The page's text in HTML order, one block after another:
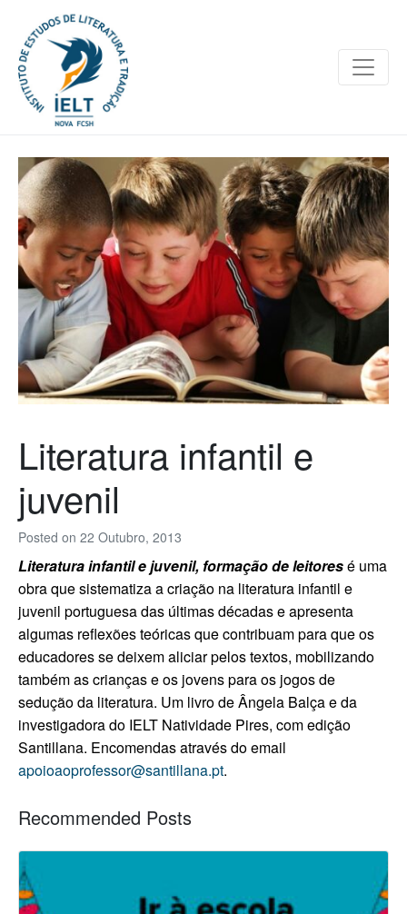
Posted on 22 Outubro, 2013
Literatura infantil e
juvenil
Literatura infantil e juvenil, formação de leitoresé uma
obra que sistematiza a criação na literatura infantil e
juvenil portuguesa das últimas décadas e apresenta
algumas reflexões teóricas que contribuam para que os
educadores se deixem aliciar pelos textos, mobilizando
também as crianças e os jovens para os jogos de
sedução da literatura. Um livro de Ângela Balça e da
investigadora do IELT Natividade Pires, com edição
Santillana. Encomendas através do email
apoioaoprofessor@santillana.pt.
Recommended Posts